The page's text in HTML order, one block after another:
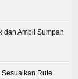
dan Ambil Sumpah
Rute